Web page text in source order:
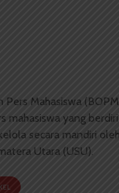
Pers Mahasiswa
mahasiswa yang
secara mandiri
Utara (USU).